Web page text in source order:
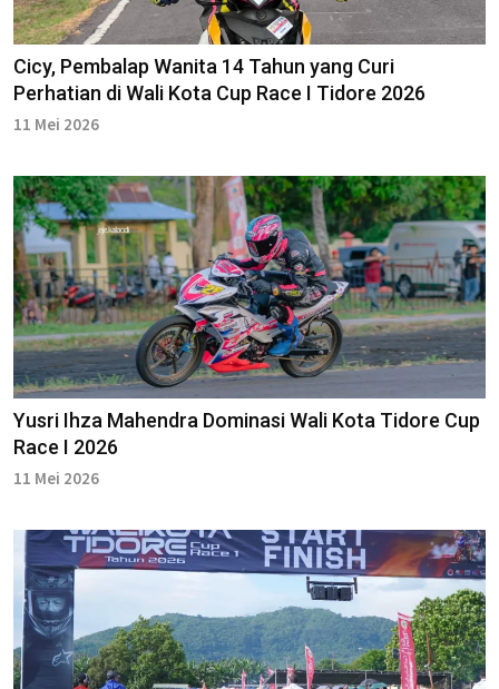
Cicy, Pembalap Wanita 14 Tahun yang Curi
Perhatian di Wali Kota Cup Race I Tidore 2026
11 Mei 2026
Yusri Ihza Mahendra Dominasi Wali Kota Tidore Cup
Race I 2026
11 Mei 2026